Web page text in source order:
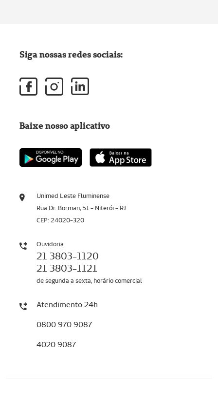
Unimed Leste Fluminense
Rua Dr. Borman, 51 - Niterói - RJ
CEP: 24020-320
Ouvidoria
21 3803-1120
21 3803-1121
de segunda a sexta, horário comercial
Atendimento 24h
0800 970 9087
4020 9087
Siga nossas redes sociais:
Baixe nosso aplicativo